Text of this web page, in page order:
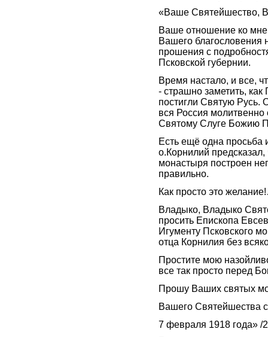
«Ваше Святейшество,
Ваше отношение ко
Вашего благословения
прошения с
Псковской губернии.
Время настало, и все,
- страшно заметить,
постигли Святую Русь.
вся Россия
Святому Слуге Божию
Есть ещё одна просьба
о.Корнилий
монастыря построен
правильно.
Как просто это
Владыко, Владыко
просить Епископа
Игументу Псковского
отца Корнилия без
Простите мою
все так просто перед
Прошу Ваших святых
Вашего Святейшества
7 февраля 1918 года» /